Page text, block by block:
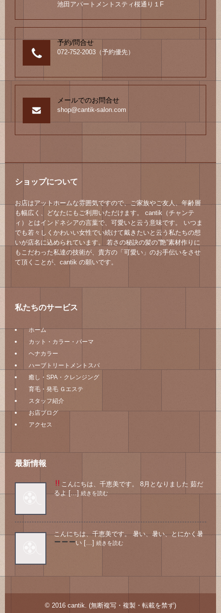
池田アパートメントスティ桜通り１F
予約/問合せ
072-752-2003（予約優先）
メールでのお問合せ
shop@cantik-salon.com
ショップについて
お店はアットホームな雰囲気ですので、ご家族やご友人、年齢層
も幅広く、どなたにもご利用いただけます。 cantik（チャンテ
ィ）とはインドネシアの言葉で、可愛いと云う意味です。 いつま
でも若々しくかわいい女性でい続けて戴きたいと云う私たちの想
いが店名に込められています。 若さの秘訣の髪の”艶”素材作りに
もこだわった私達の技術が、貴方の「可愛い」のお手伝いをさせ
て頂くことが、cantik の願いです。
私たちのサービス
ホーム
カット・カラー・パーマ
ヘナカラー
ハーブトリートメントスパ
癒し・SPA・クレンジング
育毛・発毛 Ｇエステ
スタッフ紹介
お店ブログ
アクセス
最新情報
こんにちは、千恵美です。 8月となりました 茹だ
るよ […] 続きを読む
こんにちは、千恵美です。 暑い、暑い、とにかく暑
い […] 続きを読む
© 2016 cantik. (無断複写・複製・転載を禁ず)